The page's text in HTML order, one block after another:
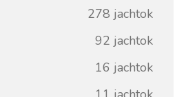
278 jachtok
92 jachtok
16 jachtok